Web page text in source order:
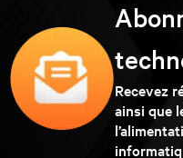
Recevez
ainsi que